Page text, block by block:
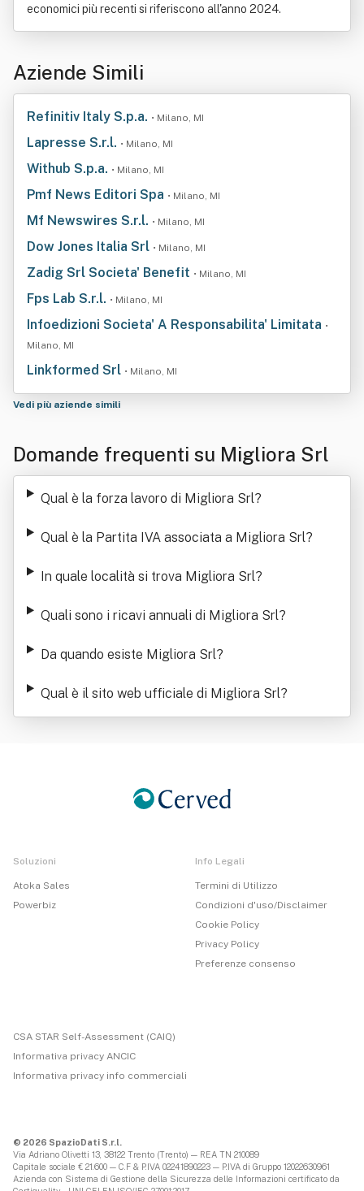
economici più recenti si riferiscono all'anno 2024.
Aziende Simili
Refinitiv Italy S.p.a. • Milano, MI
Lapresse S.r.l. • Milano, MI
Withub S.p.a. • Milano, MI
Pmf News Editori Spa • Milano, MI
Mf Newswires S.r.l. • Milano, MI
Dow Jones Italia Srl • Milano, MI
Zadig Srl Societa' Benefit • Milano, MI
Fps Lab S.r.l. • Milano, MI
Infoedizioni Societa' A Responsabilita' Limitata •
Milano, MI
Linkformed Srl • Milano, MI
Vedi più aziende simili
Domande frequenti su Migliora Srl
Qual è la forza lavoro di Migliora Srl?
Qual è la Partita IVA associata a Migliora Srl?
In quale località si trova Migliora Srl?
Quali sono i ricavi annuali di Migliora Srl?
Da quando esiste Migliora Srl?
Qual è il sito web ufficiale di Migliora Srl?
Soluzioni
Atoka Sales
Powerbiz
Info Legali
Termini di Utilizzo
Condizioni d'uso/Disclaimer
Cookie Policy
Privacy Policy
Preferenze consenso
CSA STAR Self-Assessment (CAIQ)
Informativa privacy ANCIC
Informativa privacy info commerciali
© 2026 SpazioDati S.r.l.
Via Adriano Olivetti 13, 38122 Trento (Trento) — REA TN 210089
Capitale sociale € 21.600 — C.F & P.IVA 02241890223 — P.IVA di Gruppo 12022630961
Azienda con Sistema di Gestione della Sicurezza delle Informazioni certificato da